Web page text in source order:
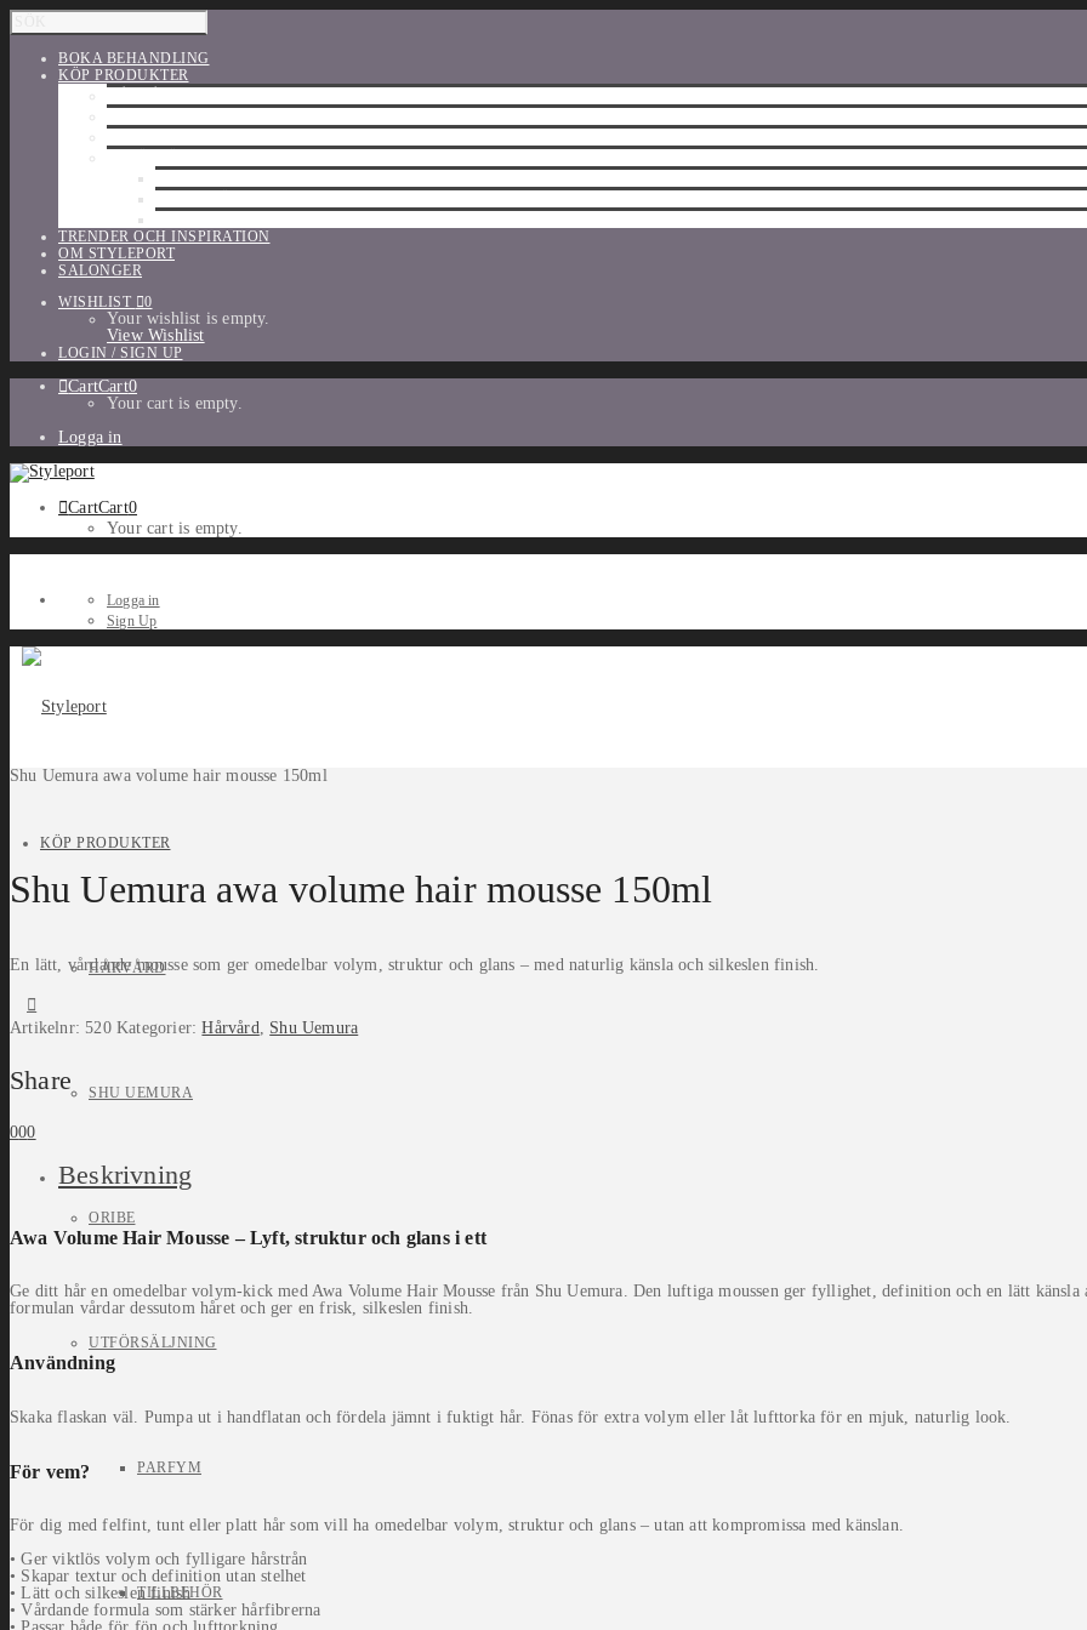
BOKA BEHANDLING
KÖP PRODUKTER
TRENDER OCH INSPIRATION
OM STYLEPORT
SALONGER
WISHLIST
0
Your wishlist is empty.
View Wishlist
LOGIN / SIGN UP
CartCart0
Your cart is empty.
Logga in
CartCart0
Your cart is empty.
Logga in
Sign Up
KÖP PRODUKTER
HÅRVÅRD
SHU UEMURA
ORIBE
UTFÖRSÄLJNING
PARFYM
TILLBEHÖR
Shu Uemura awa volume hair mousse 150ml
Shu Uemura awa volume hair mousse 150ml
En lätt, vårdande mousse som ger omedelbar volym, struktur och glans – med naturlig känsla och silkeslen finish.
Artikelnr:520 Kategorier:Hårvård, Shu Uemura
Share
000
Beskrivning
Awa Volume Hair Mousse – Lyft, struktur och glans i ett
Ge ditt hår en omedelbar volym-kick med Awa Volume Hair Mousse från Shu Uemura. Den luftiga moussen ger fyllighet, definition och en lätt känsla
formulan vårdar dessutom håret och ger en frisk, silkeslen finish.
Användning
Skaka flaskan väl. Pumpa ut i handflatan och fördela jämnt i fuktigt hår. Fönas för extra volym eller låt lufttorka för en mjuk, naturlig look.
För vem?
För dig med felfint, tunt eller platt hår som vill ha omedelbar volym, struktur och glans – utan att kompromissa med känslan.
• Ger viktlös volym och fylligare hårstrån
• Skapar textur och definition utan stelhet
• Lätt och silkeslen finish
• Vårdande formula som stärker hårfibrerna